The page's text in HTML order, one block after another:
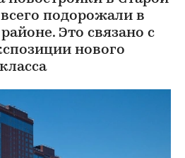
подорожали в
Это связано с
нового